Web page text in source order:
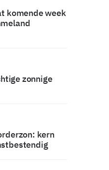
komende week
zonnige
kern